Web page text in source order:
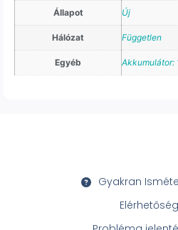
Állapot Új
Hálózat Független
Egyéb Akkumulátor:
Gyakran